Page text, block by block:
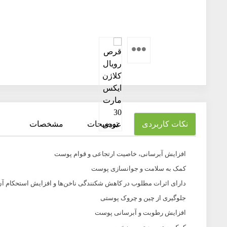
نکات کاربردی توضیحات مشخصات
افزایش آبرسانی، خاصیت ارتجاعی و قوام پوست
کمک به سلامت و جوانسازی پوست
دارای اثرات مطلوب در کاهش شکنندگی ناخن‌ها و افزایش استحکام
جلوگیری از چین و چروک پوستی
افزایش رطوبت و آبرسانی پوست